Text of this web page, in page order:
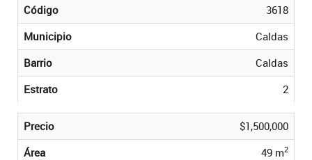
Código
3618
Municipio
Caldas
Barrio
Caldas
Estrato
2
Precio
$1,500,000
Área
49 m2